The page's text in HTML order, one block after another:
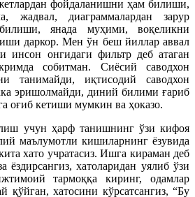
фойдаланишни ҳам билиши,
жадвал, диаграммалардан зарур
янада муҳими, воқеликни
даркор. Мен ўн беш йиллар аввал
инсон онгидаги фильтр деб атаган
собитман. Сиёсий саводхон
танимайди, иқтисодий саводхон
эришолмайди, диний билими ғариб
оғиб кетиши мумкин ва ҳоказо.
учун ҳарф танишнинг ўзи кифоя
маълумотли кишиларнинг ёзувида
хато учратасиз. Ишга кираман деб
ёздирсангиз, хатоларидан уялиб ўзи
тармоққа киринг, одамлар
қўйган, хатосини кўрсатсангиз, “Бу